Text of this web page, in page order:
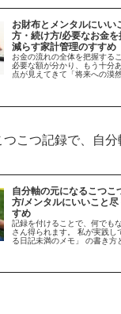
お財布とメンタルにいい
方・続け方/必要なお金
減らす家計管理のすすめ
お金の流れの全体を把握する
必要な額が分かり、もう十分
点が見えてきて「将来への漠
つこつ記録で、自分
自分軸の元になるこつこ
方/メンタルにいいこと
すめ
記録を付けることで、何でも
さん得られます。 私が実践し
る日記未満のメモ」 の書き方